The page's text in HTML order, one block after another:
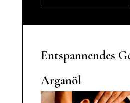
Entspannendes
Arganöl